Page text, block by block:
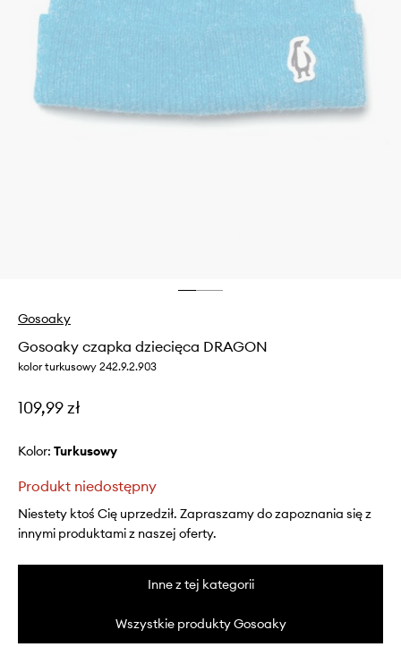
Gosoaky
Gosoaky czapka dziecięca DRAGON
kolor turkusowy 242.9.2.903
109,99 zł
Kolor: turkusowy
Produkt niedostępny
Niestety ktoś Cię uprzedził. Zapraszamy do zapoznania się z
innymi produktami z naszej oferty.
Inne z tej kategorii
Wszystkie produkty Gosoaky